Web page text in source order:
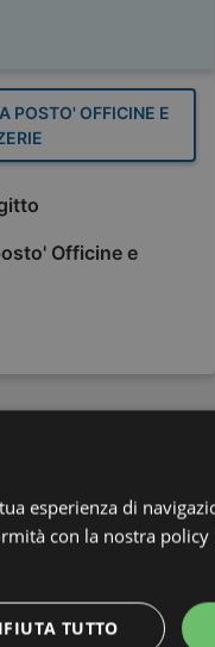
POSTO' OFFICINE E
Officine e
esperienza di
con la nostra policy
TUTTO